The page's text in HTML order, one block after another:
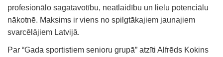
profesionālo sagatavotību, neatlaidību un lielu potenciālu
nākotnē. Maksims ir viens no spilgtākajiem jaunajiem
svarcēlājiem Latvijā.
Par “Gada sportistiem senioru grupā” atzīti Alfrēds Kokins